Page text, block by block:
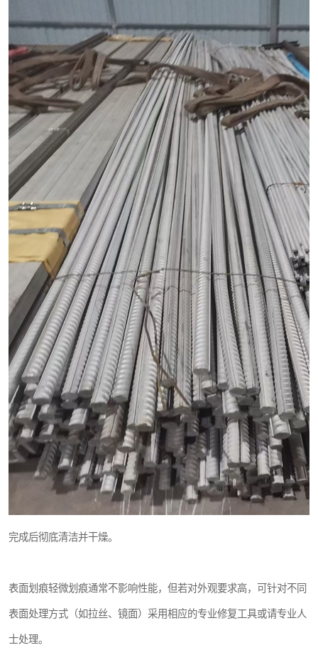
完成后彻底清洁并干燥。
表面划痕轻微划痕通常不影响性能，但若对外观要求高，可针对不同
表面处理方式（如拉丝、镜面）采用相应的专业修复工具或请专业人
士处理。